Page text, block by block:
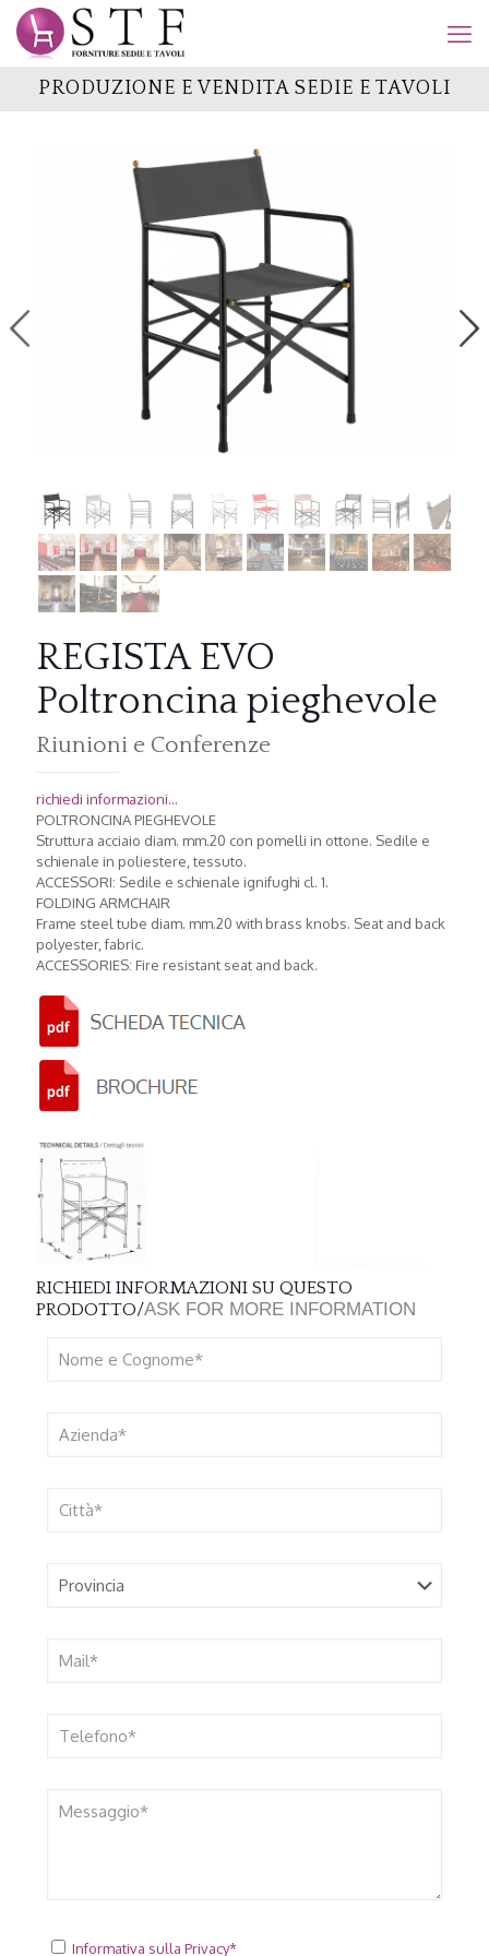
PRODUZIONE E VENDITA SEDIE E TAVOLI
REGISTA EVO
Poltroncina pieghevole
Riunioni e Conferenze
richiedi informazioni...
POLTRONCINA PIEGHEVOLE
Struttura acciaio diam. mm.20 con pomelli in ottone. Sedile e
schienale in poliestere, tessuto.
ACCESSORI: Sedile e schienale ignifughi cl. 1.
FOLDING ARMCHAIR
Frame steel tube diam. mm.20 with brass knobs. Seat and back
polyester, fabric.
ACCESSORIES: Fire resistant seat and back.
RICHIEDI INFORMAZIONI SU QUESTO
PRODOTTO/ASK FOR MORE INFORMATION
Informativa sulla Privacy*